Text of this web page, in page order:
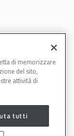
di memorizzare
del sito,
attività di
tutti